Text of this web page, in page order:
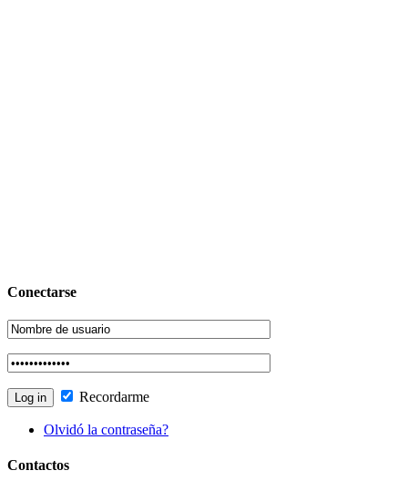
Conectarse
Recordarme
Olvidó la contraseña?
Contactos